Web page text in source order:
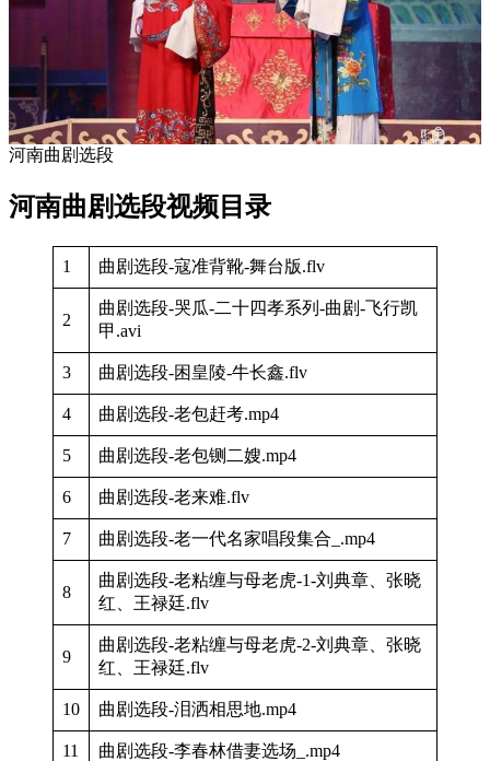
河南曲剧选段
河南曲剧选段视频目录
1 曲剧选段-寇准背靴-舞台版.flv
2
曲剧选段-哭瓜-二十四孝系列-曲剧-飞行凯
甲.avi
3 曲剧选段-困皇陵-牛长鑫.flv
4 曲剧选段-老包赶考.mp4
5 曲剧选段-老包铡二嫂.mp4
6 曲剧选段-老来难.flv
7 曲剧选段-老一代名家唱段集合_.mp4
8
曲剧选段-老粘缠与母老虎-1-刘典章、张晓
红、王禄廷.flv
9
曲剧选段-老粘缠与母老虎-2-刘典章、张晓
红、王禄廷.flv
10 曲剧选段-泪洒相思地.mp4
11 曲剧选段-李春林借妻选场_.mp4